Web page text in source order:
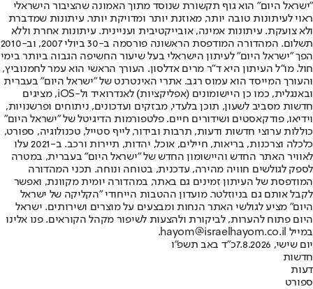
"ישראל היום" הוא גוף תקשורת שנוסד מתוך האמונה שהציבור הישראלי
ראוי לעיתונות טובה יותר, מאוזנת יותר ומדויקת יותר. עיתונות שמדברת
ולא צועקת. עיתונות אמינה, אובייקטיבית ועניינית. עיתונות אחרת וללא
תשלום. המהדורה המודפסת הראשונה פורסמה ב-30 ביולי 2007, וב-2010
הפך "ישראל היום" לעיתון הישראלי בעל שיעור החשיפה הגבוה ביותר בימי
חול. מו"ל העיתון היא ד"ר מרים אדלסון. העורך הראשי הוא עמר לחמנוביץ,
והעורך המייסד הוא עמוס רגב. אתרי האינטרנט של "ישראל היום" בעברית
ובאנגלית, כמו כן היישומונים (אפליקציות) לאנדרואיד ול-iOS, מציגים
חדשות מסביב לשעון, תוכן בלעדי, מבזקים ועדכונים, ניתוחים ופרשנויות,
וידיאו, פודקאסטים ושידורים חיים. פלטפורמות הדיגיטל של "ישראל היום"
כוללות ערוצי חדשות ודעות, תרבות ובידור, לייף סטייל, טכנולוגיה, ספורט,
כלכלה וצרכנות, בריאות, חיילים, אוכל, יהדות, תיירות ורכב. ב-2021 עלו
לאוויר האתר החדש והיישומון החדש של "ישראל היום" בעברית, במטרה
לספק לגולשים חוויה מהירה, עדכנית, בטוחה ונוחה. תכני המהדורה
המודפסת של העיתון זמינים גם באתר, במהדורה יומית מקוונת, ואפשר
לקבל אותם גם בניוזלטר. מועדון ההטבות הייחודי "הקליקה של ישראל
היום" מציע לגולשי האתר הנחות ומבצעים על מוצרים ושירותים. ישראל
היום פתוח להערות, לביקורת ולהצעות לשיפור מקהל הקוראים. פנו אלינו
במייל hayom@israelhayom.co.il.
יום שישי, 7.8.2026
כ"ד באב תשפ"ו
חדשות
דעות
ספורט